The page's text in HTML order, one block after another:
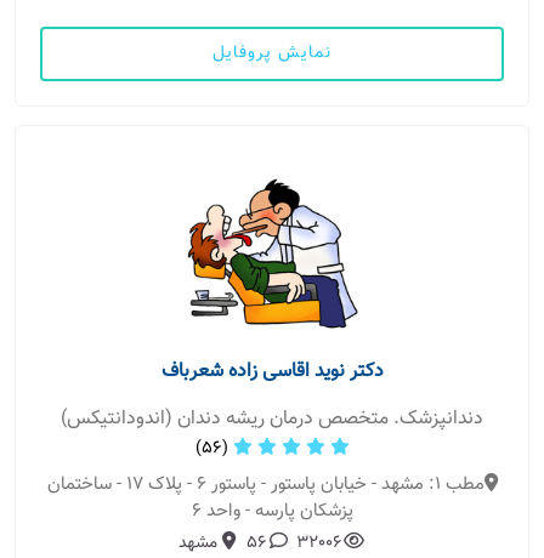
نمایش پروفایل
دکتر نوید اقاسی زاده شعرباف
دندانپزشک. متخصص درمان ریشه دندان (اندودانتیکس)
(56)
مطب 1: مشهد - خیابان پاستور - پاستور 6 - پلاک 17 - ساختمان
پزشکان پارسه - واحد 6
32006
56 مشهد